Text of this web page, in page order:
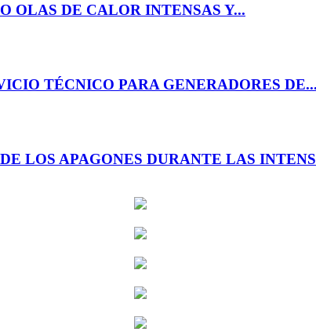
OLAS DE CALOR INTENSAS Y...
TÉCNICO PARA GENERADORES DE...
LOS APAGONES DURANTE LAS